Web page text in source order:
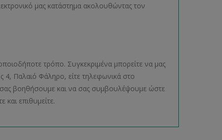
μας κατάστημα ακολουθώντας τον
τρόπο. Συγκεκριμένα μπορείτε να μας
4, Παλαιό Φάληρο, είτε τηλεφωνικά στο
σας βοηθήσουμε και να σας συμβουλέψουμε ώστε
και επιθυμείτε.